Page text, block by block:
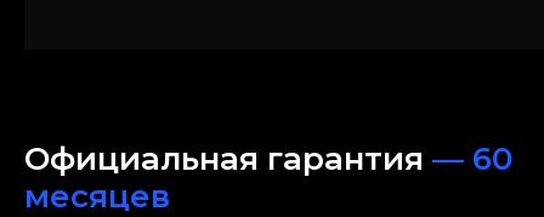
Официальная гарантия — 60
месяцев